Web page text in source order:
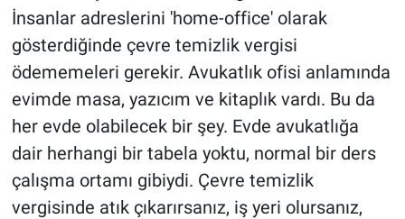
İnsanlar adreslerini 'home-office' olarak
gösterdiğinde çevre temizlik vergisi
ödememeleri gerekir. Avukatlık ofisi anlamında
evimde masa, yazıcım ve kitaplık vardı. Bu da
her evde olabilecek bir şey. Evde avukatlığa
dair herhangi bir tabela yoktu, normal bir ders
çalışma ortamı gibiydi. Çevre temizlik
vergisinde atık çıkarırsanız, iş yeri olursanız,